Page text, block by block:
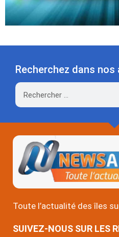
Recherchez dans nos
Rechercher
Toute l’actualité des îles
SUIVEZ-NOUS SUR LES